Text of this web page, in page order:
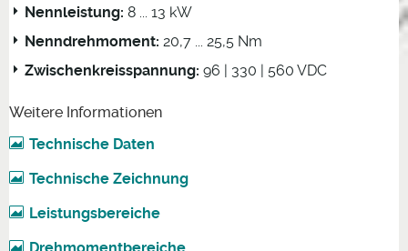
Nennleistung: 8 ... 13 kW
Nenndrehmoment: 20,7 ... 25,5 Nm
Zwischenkreisspannung: 96 | 330 | 560 VDC
Weitere Informationen
Technische Daten
Technische Zeichnung
Leistungsbereiche